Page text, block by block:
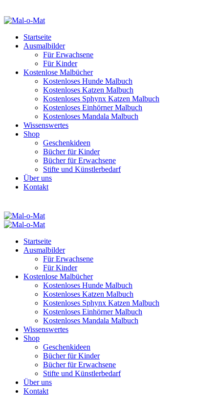
Startseite
Ausmalbilder
Für Erwachsene
Für Kinder
Kostenlose Malbücher
Kostenloses Hunde Malbuch
Kostenloses Katzen Malbuch
Kostenloses Sphynx Katzen Malbuch
Kostenloses Einhörner Malbuch
Kostenloses Mandala Malbuch
Wissenswertes
Shop
Geschenkideen
Bücher für Kinder
Bücher für Erwachsene
Stifte und Künstlerbedarf
Über uns
Kontakt
Startseite
Ausmalbilder
Für Erwachsene
Für Kinder
Kostenlose Malbücher
Kostenloses Hunde Malbuch
Kostenloses Katzen Malbuch
Kostenloses Sphynx Katzen Malbuch
Kostenloses Einhörner Malbuch
Kostenloses Mandala Malbuch
Wissenswertes
Shop
Geschenkideen
Bücher für Kinder
Bücher für Erwachsene
Stifte und Künstlerbedarf
Über uns
Kontakt